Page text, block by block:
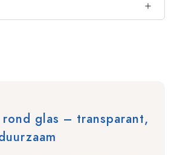
glas – transparant,